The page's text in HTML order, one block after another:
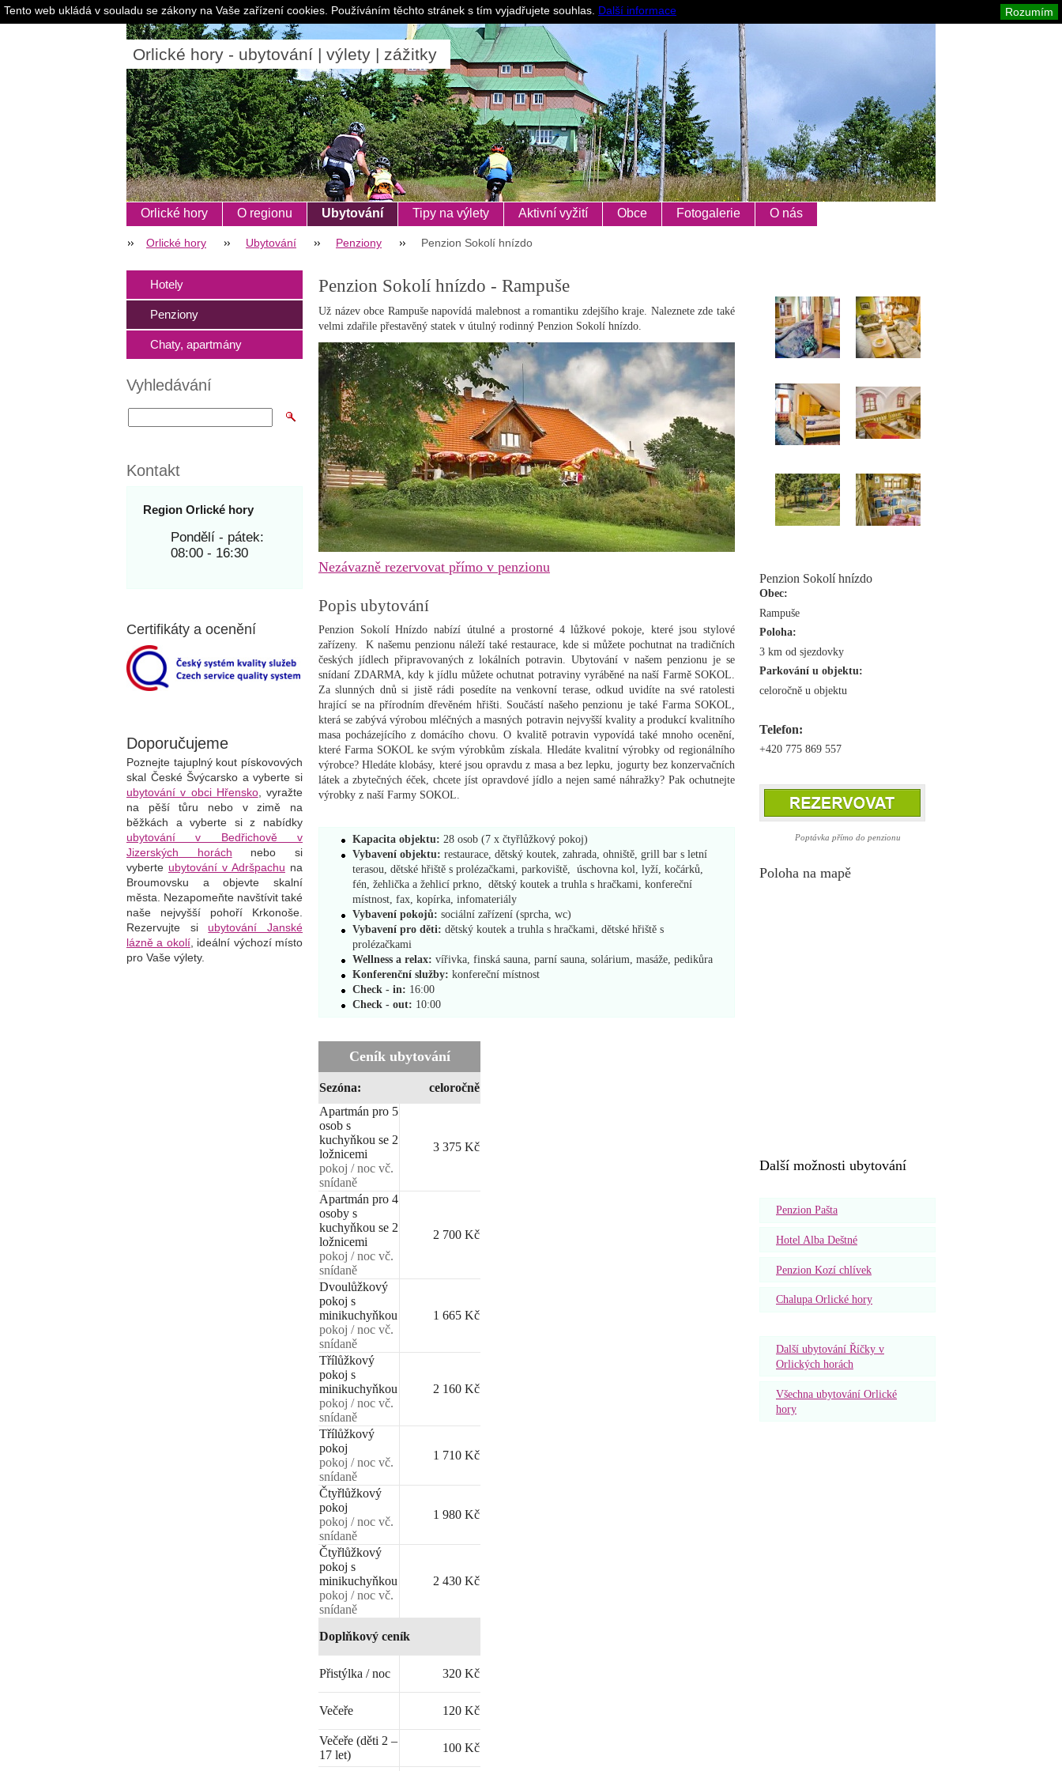
Orlické hory - ubytování | výlety | zážitky
Pro ubytovatele
Orlické hory O regionu Ubytování Tipy na výlety Aktivní vyžití Obce Fotogalerie O nás
Orlické hory Ubytování Penziony Penzion Sokolí hnízdo
Penzion Sokolí hnízdo
Obec:
Rampuše
Poloha:
3 km od sjezdovky
Parkování u objektu:
celoročně u objektu
Telefon:
+420 775 869 557
Poptávka přímo do penzionu
Poloha na mapě
Další možnosti ubytování
Penzion Pašta
Hotel Alba Deštné
Penzion Kozí chlívek
Chalupa Orlické hory
Další ubytování Říčky v
Orlických horách
Všechna ubytování Orlické
hory
Penzion Sokolí hnízdo - Rampuše
Už název obce Rampuše napovídá malebnost a romantiku zdejšího kraje. Naleznete zde také
velmi zdařile přestavěný statek v útulný rodinný Penzion Sokolí hnízdo.
Nezávazně rezervovat přímo v penzionu
Popis ubytování
Penzion Sokolí Hnízdo nabízí útulné a prostorné 4 lůžkové pokoje, které jsou stylové
zařízeny. K našemu penzionu náleží také restaurace, kde si můžete pochutnat na tradičních
českých jídlech připravovaných z lokálních potravin. Ubytování v našem penzionu je se
snídaní ZDARMA, kdy k jídlu můžete ochutnat potraviny vyráběné na naší Farmě SOKOL.
Za slunných dnů si jistě rádi posedíte na venkovní terase, odkud uvidíte na své ratolesti
hrající se na přírodním dřevěném hřišti. Součástí našeho penzionu je také Farma SOKOL,
která se zabývá výrobou mléčných a masných potravin nejvyšší kvality a produkcí kvalitního
masa pocházejícího z domácího chovu. O kvalitě potravin vypovídá také mnoho ocenění,
které Farma SOKOL ke svým výrobkům získala. Hledáte kvalitní výrobky od regionálního
výrobce? Hledáte klobásy, které jsou opravdu z masa a bez lepku, jogurty bez konzervačních
látek a zbytečných éček, chcete jíst opravdové jídlo a nejen samé náhražky? Pak ochutnejte
výrobky z naší Farmy SOKOL.
Kapacita objektu: 28 osob (7 x čtyřlůžkový pokoj)
Vybavení objektu: restaurace, dětský koutek, zahrada, ohniště, grill bar s letní
terasou, dětské hřiště s prolézačkami, parkoviště, úschovna kol, lyží, kočárků,
fén, žehlička a žehlicí prkno, dětský koutek a truhla s hračkami, konfereční
místnost, fax, kopírka, infomateriály
Vybavení pokojů: sociální zařízení (sprcha, wc)
Vybavení pro děti: dětský koutek a truhla s hračkami, dětské hřiště s
prolézačkami
Wellness a relax: vířivka, finská sauna, parní sauna, solárium, masáže, pedikůra
Konferenční služby: konfereční místnost
Check - in: 16:00
Check - out: 10:00
Ceník ubytování
Sezóna:
celoročně
Apartmán pro 5
osob s
kuchyňkou se 2
ložnicemi
pokoj / noc vč.
snídaně
3 375 Kč
Apartmán pro 4
osoby s
kuchyňkou se 2
ložnicemi
pokoj / noc vč.
snídaně
2 700 Kč
Dvoulůžkový
pokoj s
minikuchyňkou
pokoj / noc vč.
snídaně
1 665 Kč
Třílůžkový
pokoj s
minikuchyňkou
pokoj / noc vč.
snídaně
2 160 Kč
Třílůžkový
pokoj
pokoj / noc vč.
snídaně
1 710 Kč
Čtyřlůžkový
pokoj
pokoj / noc vč.
snídaně
1 980 Kč
Čtyřlůžkový
pokoj s
minikuchyňkou
pokoj / noc vč.
snídaně
2 430 Kč
Doplňkový ceník
Přistýlka / noc 320 Kč
Večeře 120 Kč
Večeře (děti 2 –
17 let)
100 Kč
Hotely
Penziony
Chaty, apartmány
Vyhledávání
Kontakt
Region Orlické hory
Pondělí - pátek:
08:00 - 16:30
Certifikáty a ocenění
Doporučujeme
Poznejte tajuplný kout pískovových
skal České Švýcarsko a vyberte si
ubytování v obci Hřensko, vyražte
na pěší tůru nebo v zimě na
běžkách a vyberte si z nabídky
ubytování v Bedřichově v
Jizerských horách nebo si
vyberte ubytování v Adršpachu na
Broumovsku a objevte skalní
města. Nezapomeňte navštívit také
naše nejvyšší pohoří Krkonoše.
Rezervujte si ubytování Janské
lázně a okolí, ideální výchozí místo
pro Vaše výlety.
Tento web ukládá v souladu se zákony na Vaše zařízení cookies. Používáním těchto stránek s tím vyjadřujete souhlas. Rozumím
Další informace